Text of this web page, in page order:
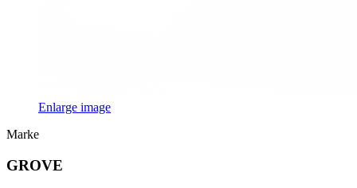
Enlarge image
Marke
GROVE